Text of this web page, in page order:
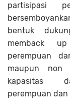
partisipasi
bentuk
memback up
perempuan
maupun non
kapasitas
perempuan dan